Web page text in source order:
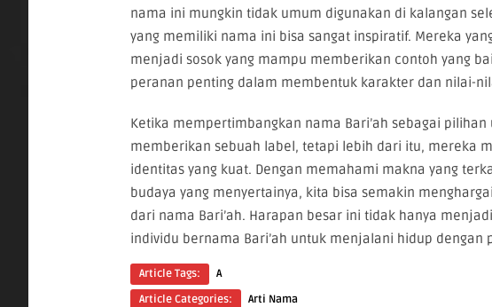
nama ini mungkin tidak umum digunakan di kalangan
yang memiliki nama ini bisa sangat inspiratif. Mereka
menjadi sosok yang mampu memberikan contoh yang
peranan penting dalam membentuk karakter dan nilai-
Ketika mempertimbangkan nama Bari’ah sebagai
memberikan sebuah label, tetapi lebih dari itu, mereka
identitas yang kuat. Dengan memahami makna yang
budaya yang menyertainya, kita bisa semakin
dari nama Bari’ah. Harapan besar ini tidak hanya
individu bernama Bari’ah untuk menjalani hidup dengan
Article Tags:
A
Article Categories:
Arti Nama